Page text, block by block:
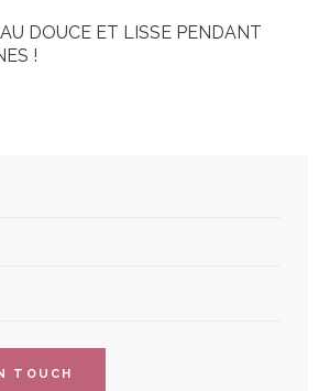
DOUCE ET LISSE PENDANT
!